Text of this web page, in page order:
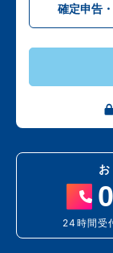
確定申告
24時間受